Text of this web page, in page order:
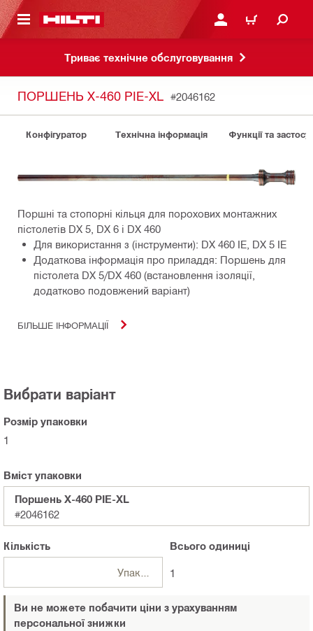
ЗМІСТУ УВІЙТИ АБО
КОШИК
Триває технічне обслуговування
ПОРШЕНЬ X-460 PIE-XL #2046162
Конфігуратор Технічна інформація Функції та
Поршні та стопорні кільця для порохових монтажних
пістолетів DX 5, DX 6 і DX 460
Для використання з (інструменти): DX 460 IE, DX 5 IE
Додаткова інформація про приладдя: Поршень для
пістолета DX 5/DX 460 (встановлення ізоляції,
додатково подовжений варіант)
БІЛЬШЕ ІНФОРМАЦІЇ
Вибрати варіант
Розмір упаковки
1
Вміст упаковки
Поршень X-460 PIE-XL
#2046162
Кількість
Упаковки
Всьогоодиниці
1
Ви не можете побачити ціни з урахуванням
персональної знижки